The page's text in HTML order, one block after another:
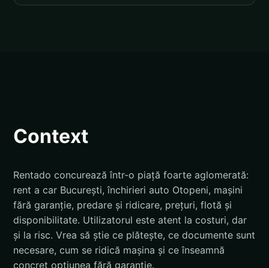
Context
Rentado concurează într-o piață foarte aglomerată:
rent a car București, închirieri auto Otopeni, mașini
fără garanție, predare și ridicare, prețuri, flotă și
disponibilitate. Utilizatorul este atent la costuri, dar
și la risc. Vrea să știe ce plătește, ce documente sunt
necesare, cum se ridică mașina și ce înseamnă
concret opțiunea fără garanție.